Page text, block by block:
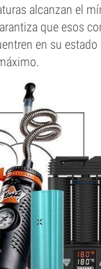
alcanzan el
que esos
en su